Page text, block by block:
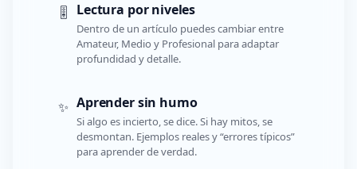
🎚️ Lectura por niveles
Dentro de un artículo puedes cambiar entre
Amateur, Medio y Profesional para adaptar
profundidad y detalle.
✨ Aprender sin humo
Si algo es incierto, se dice. Si hay mitos, se
desmontan. Ejemplos reales y “errores típicos”
para aprender de verdad.